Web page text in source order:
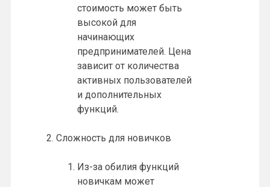
стоимость может быть
высокой для
начинающих
предпринимателей. Цена
зависит от количества
активных пользователей
и дополнительных
функций.
Сложность для новичков
Из-за обилия функций
новичкам может